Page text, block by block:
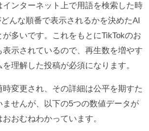
インターネット上で用語を検索した時
んな順番で表示されるかを決めたAI
多いです。これをもとにTikTokのお
示されているので、再生数を増やす
理解した投稿が必須になります。
変更され、その詳細は公平を期すた
せんが、以下の5つの数値データが
おむねわかっています。